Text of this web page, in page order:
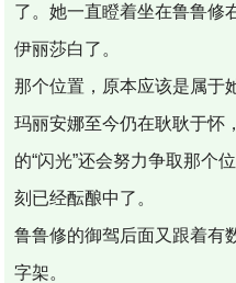
了。她一直瞪着坐在鲁鲁修
伊丽莎白了。
那个位置，原本应该是属于
玛丽安娜至今仍在耿耿于怀
的“闪光”还会努力争取那个
刻已经酝酿中了。
鲁鲁修的御驾后面又跟着有
字架。